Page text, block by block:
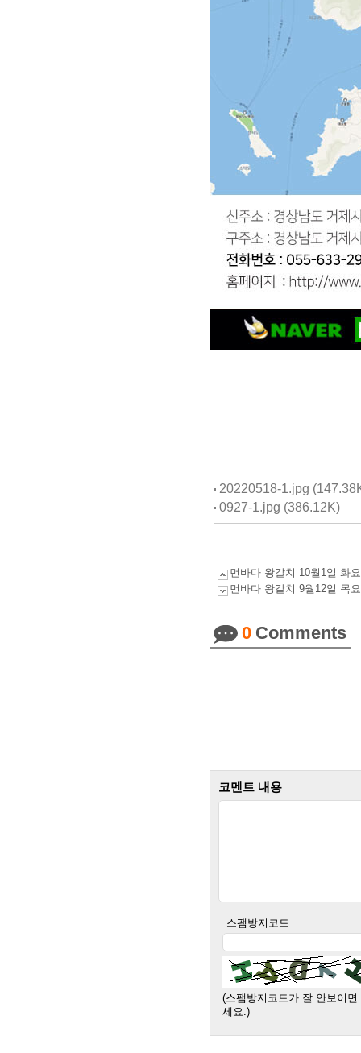
20220518-1.jpg
0927-1.jpg (386.12K)
먼바다 왕갈치 10월1일 화
먼바다 왕갈치 9월12일 목
0 Comments
코멘트 내용
스팸방지코드
(스팸방지코드가 잘 안보이
세요.)